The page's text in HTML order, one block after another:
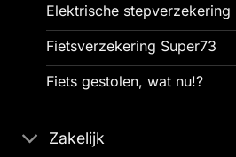
Elektrische stepverzekering
Fietsverzekering Super73
Fiets gestolen, wat nu!?
Zakelijk